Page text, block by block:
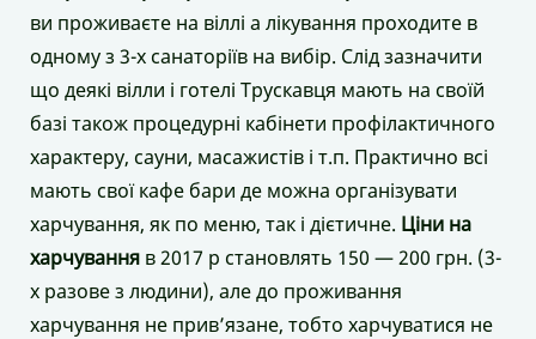
ви проживаєте на віллі а лікування проходите в
одному з 3-х санаторіїв на вибір. Слід зазначити
що деякі вілли і готелі Трускавця мають на своїй
базі також процедурні кабінети профілактичного
характеру, сауни, масажистів і т.п. Практично всі
мають свої кафе бари де можна організувати
харчування, як по меню, так і дієтичне. Ціни на
харчування в 2017 р становлять 150 — 200 грн. (3-
х разове з людини), але до проживання
харчування не прив’язане, тобто харчуватися не